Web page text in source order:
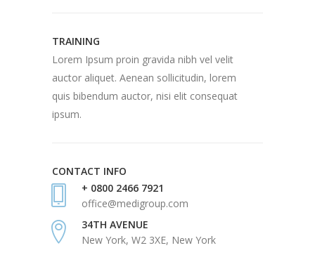
TRAINING
Lorem Ipsum proin gravida nibh vel velit
auctor aliquet. Aenean sollicitudin, lorem
quis bibendum auctor, nisi elit consequat
ipsum.
CONTACT INFO
+ 0800 2466 7921
office@medigroup.com
34TH AVENUE
New York, W2 3XE, New York